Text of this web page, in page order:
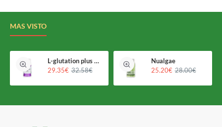
MAS VISTO
L-glutation plus Holomega
29.35€ 32.58€
Nualgae
25.20€ 28.00€